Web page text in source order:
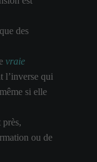
des
vraie
l’inverse qui
si elle
ou de